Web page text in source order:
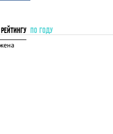
ПО ГОДУ